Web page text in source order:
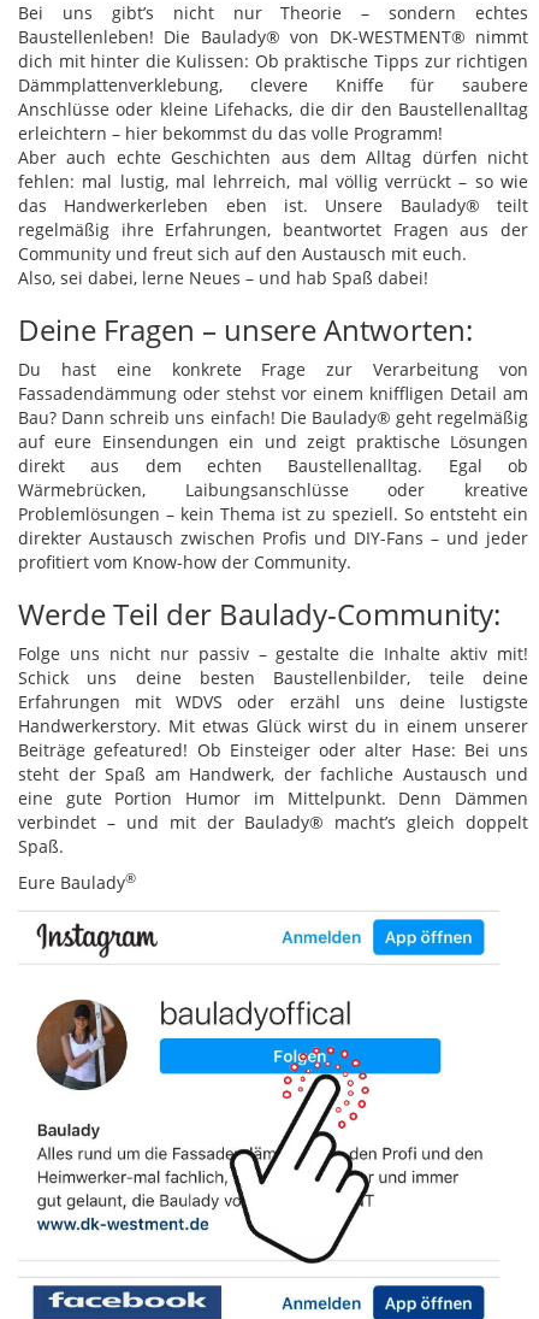
Bei uns gibt’s nicht nur Theorie – sondern echtes
Baustellenleben! Die Baulady® von DK-WESTMENT® nimmt
dich mit hinter die Kulissen: Ob praktische Tipps zur richtigen
Dämmplattenverklebung, clevere Kniffe für saubere
Anschlüsse oder kleine Lifehacks, die dir den Baustellenalltag
erleichtern – hier bekommst du das volle Programm!
Aber auch echte Geschichten aus dem Alltag dürfen nicht
fehlen: mal lustig, mal lehrreich, mal völlig verrückt – so wie
das Handwerkerleben eben ist. Unsere Baulady® teilt
regelmäßig ihre Erfahrungen, beantwortet Fragen aus der
Community und freut sich auf den Austausch mit euch.
Also, sei dabei, lerne Neues – und hab Spaß dabei!
Deine Fragen – unsere Antworten:
Du hast eine konkrete Frage zur Verarbeitung von
Fassadendämmung oder stehst vor einem kniffligen Detail am
Bau? Dann schreib uns einfach! Die Baulady® geht regelmäßig
auf eure Einsendungen ein und zeigt praktische Lösungen
direkt aus dem echten Baustellenalltag. Egal ob
Wärmebrücken, Laibungsanschlüsse oder kreative
Problemlösungen – kein Thema ist zu speziell. So entsteht ein
direkter Austausch zwischen Profis und DIY-Fans – und jeder
profitiert vom Know-how der Community.
Werde Teil der Baulady-Community:
Folge uns nicht nur passiv – gestalte die Inhalte aktiv mit!
Schick uns deine besten Baustellenbilder, teile deine
Erfahrungen mit WDVS oder erzähl uns deine lustigste
Handwerkerstory. Mit etwas Glück wirst du in einem unserer
Beiträge gefeatured! Ob Einsteiger oder alter Hase: Bei uns
steht der Spaß am Handwerk, der fachliche Austausch und
eine gute Portion Humor im Mittelpunkt. Denn Dämmen
verbindet – und mit der Baulady® macht’s gleich doppelt
Spaß.
Eure Baulady®